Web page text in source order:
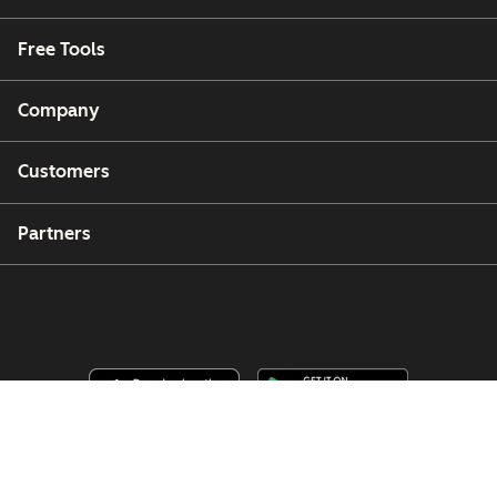
Free Tools
Company
Customers
Partners